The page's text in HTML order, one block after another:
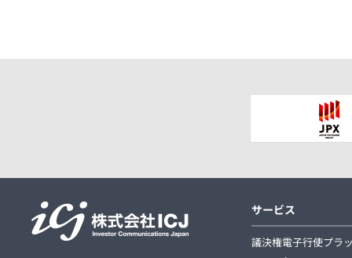
株式会社ICJサービス
議決権電子行使プラ